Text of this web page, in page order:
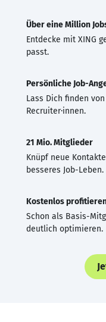
Über eine Million
Entdecke mit XING
passt.
Persönliche Job-
Lass Dich finden
Recruiter·innen.
21 Mio. Mitglieder
Knüpf neue
besseres Job-Leben.
Kostenlos
Schon als Basis-
deutlich optimieren.